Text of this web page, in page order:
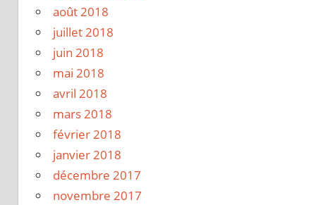
août 2018
juillet 2018
juin 2018
mai 2018
avril 2018
mars 2018
février 2018
janvier 2018
décembre 2017
novembre 2017